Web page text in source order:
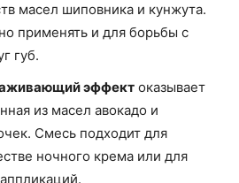
масел шиповника и кунжута.
применять и для борьбы с
губ.
эффект оказывает
из масел авокадо и
Смесь подходит для
ночного крема или для